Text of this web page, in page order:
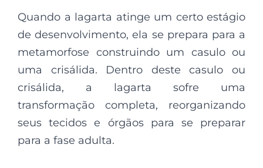
Quando a lagarta atinge um certo estágio
de desenvolvimento, ela se prepara para a
metamorfose construindo um casulo ou
uma crisálida. Dentro deste casulo ou
crisálida, a lagarta sofre uma
transformação completa, reorganizando
seus tecidos e órgãos para se preparar
para a fase adulta.